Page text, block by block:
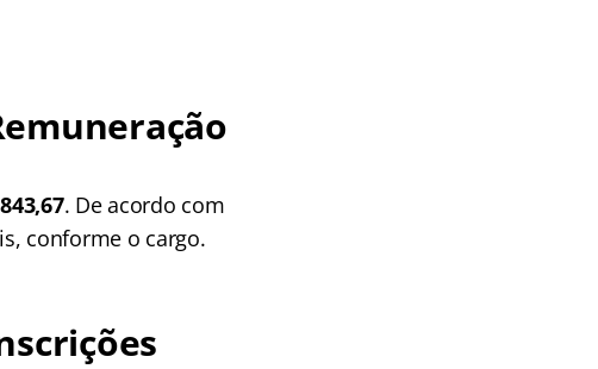
. De acordo com
conforme o cargo.